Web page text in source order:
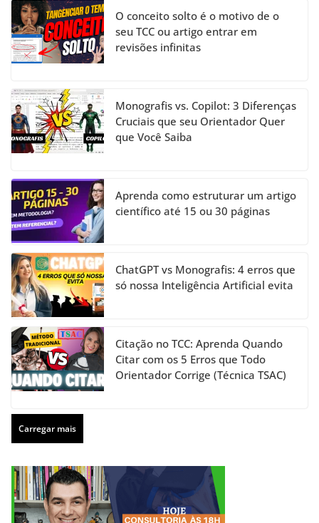
O conceito solto é o motivo de o
seu TCC ou artigo entrar em
revisões infinitas
Monografis vs. Copilot: 3 Diferenças
Cruciais que seu Orientador Quer
que Você Saiba
Aprenda como estruturar um artigo
científico até 15 ou 30 páginas
ChatGPT vs Monografis: 4 erros que
só nossa Inteligência Artificial evita
Citação no TCC: Aprenda Quando
Citar com os 5 Erros que Todo
Orientador Corrige (Técnica TSAC)
Carregar mais